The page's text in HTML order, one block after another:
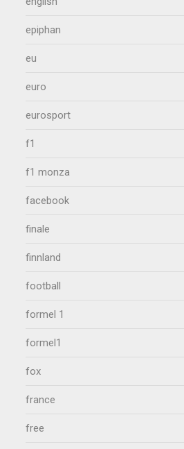
epiphan
eu
euro
eurosport
f1
f1 monza
facebook
finale
finnland
football
formel 1
formel1
fox
france
free